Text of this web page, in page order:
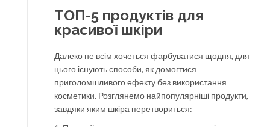
ТОП-5 продуктів для
красивої шкіри
Далеко не всім хочеться фарбуватися щодня, для
цього існують способи, як домогтися
приголомшливого ефекту без використання
косметики. Розглянемо найпопулярніші продукти,
завдяки яким шкіра перетвориться: